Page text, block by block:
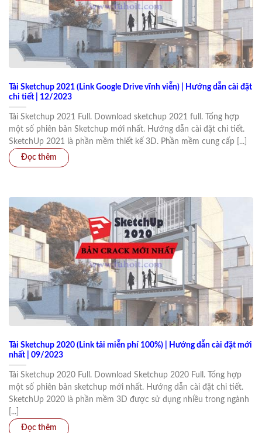
Tải Sketchup 2021 (Link Google Drive vĩnh viễn) | Hướng dẫn cài đặt
chi tiết | 12/2023
Tải Sketchup 2021 Full. Download sketchup 2021 full. Tổng hợp
một số phiên bản Sketchup mới nhất. Hướng dẫn cài đặt chi tiết.
SketchUp 2021 là phần mềm thiết kế 3D. Phần mềm cung cấp [...]
Tải Sketchup 2020 (Link tải miễn phí 100%) | Hướng dẫn cài đặt mới
nhất | 09/2023
Tải Sketchup 2020 Full. Download Sketchup 2020 Full. Tổng hợp
một số phiên bản sketchup mới nhất. Hướng dẫn cài đặt chi tiết.
SketchUp 2020 là phần mềm 3D được sử dụng nhiều trong ngành
[...]